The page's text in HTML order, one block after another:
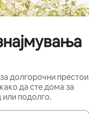
долгорочни престои
да сте дома за
или подолго.